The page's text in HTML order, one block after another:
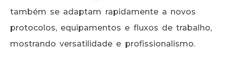
também se adaptam rapidamente a novos
protocolos, equipamentos e fluxos de trabalho,
mostrando versatilidade e profissionalismo.